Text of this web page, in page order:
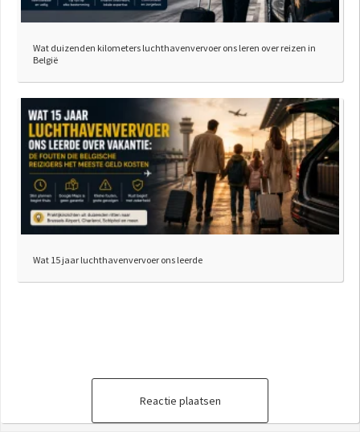
Wat duizenden kilometers luchthavenvervoer ons leren over reizen in
België
Wat 15 jaar luchthavenvervoer ons leerde
Reactie plaatsen